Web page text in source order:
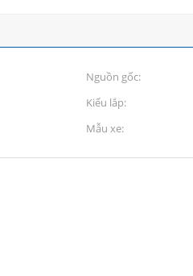
Nguồn gốc:
Kiểu lắp:
Mẫu xe: